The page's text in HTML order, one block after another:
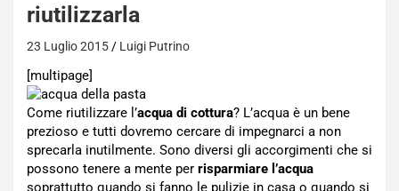
riutilizzarla
23 Luglio 2015 Luigi Putrino
[multipage]
Come riutilizzare l’acqua di cottura? L’acqua è un bene
prezioso e tutti dovremo cercare di impegnarci a non
sprecarla inutilmente. Sono diversi gli accorgimenti che si
possono tenere a mente per risparmiare l’acqua
soprattutto quando si fanno le pulizie in casa o quando si